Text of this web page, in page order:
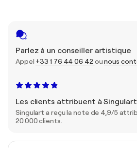
Parlez à un conseiller artistique
Appel +33 1 76 44 06 42 ounous
Les clients attribuent à
Singulart a reçu la note de 4,9/5
20 000 clients.